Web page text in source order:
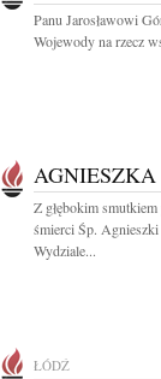
Panu Jarosławowi
Wojewody na rzecz
Z głębokim
śmierci Śp.
Wydziale...
ŁÓDŹ